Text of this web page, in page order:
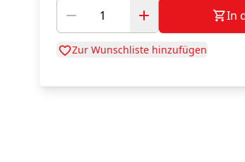
In
Zur Wunschliste hinzufügen